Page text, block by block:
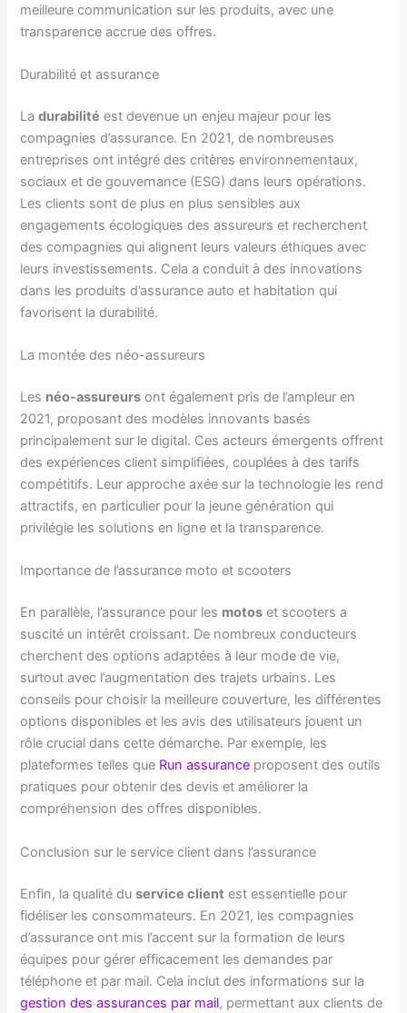
meilleure communication sur les produits, avec une
transparence accrue des offres.
Durabilité et assurance
Ladurabilité est devenue un enjeu majeur pour les
compagnies d’assurance. En 2021, de nombreuses
entreprises ont intégré des critères environnementaux,
sociaux et de gouvernance (ESG) dans leurs opérations.
Les clients sont de plus en plus sensibles aux
engagements écologiques des assureurs et recherchent
des compagnies qui alignent leurs valeurs éthiques avec
leurs investissements. Cela a conduit à des innovations
dans les produits d’assurance auto et habitation qui
favorisent la durabilité.
La montée des néo-assureurs
Les néo-assureurs ont également pris de l’ampleur en
2021, proposant des modèles innovants basés
principalement sur le digital. Ces acteurs émergents offrent
des expériences client simplifiées, couplées à des tarifs
compétitifs. Leur approche axée sur la technologie les rend
attractifs, en particulier pour la jeune génération qui
privilégie les solutions en ligne et la transparence.
Importance de l’assurance moto et scooters
En parallèle, l’assurance pour les motos et scooters a
suscité un intérêt croissant. De nombreux conducteurs
cherchent des options adaptées à leur mode de vie,
surtout avec l’augmentation des trajets urbains. Les
conseils pour choisir la meilleure couverture, les différentes
options disponibles et les avis des utilisateurs jouent un
rôle crucial dans cette démarche. Par exemple, les
plateformes telles que Run assurance proposent des outils
pratiques pour obtenir des devis et améliorer la
compréhension des offres disponibles.
Conclusion sur le service client dans l’assurance
Enfin, la qualité duservice client est essentielle pour
fidéliser les consommateurs. En 2021, les compagnies
d’assurance ont mis l’accent sur la formation de leurs
équipes pour gérer efficacement les demandes par
téléphone et par mail. Cela inclut des informations sur la
gestion des assurances par mail, permettant aux clients de